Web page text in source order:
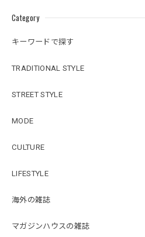
Category
キーワードで探す
TRADITIONAL STYLE
STREET STYLE
MODE
CULTURE
LIFESTYLE
海外の雑誌
マガジンハウスの雑誌